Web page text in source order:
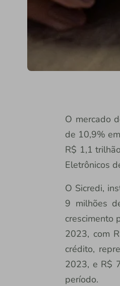
O mercado
de 10,9%
R$ 1,1
Eletrônicos
O Sicredi,
9 milhões
crescimento
2023, com
crédito,
2023, e R$
período.